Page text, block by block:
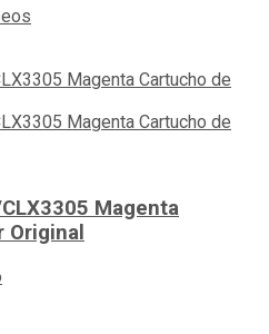
Magenta
Original